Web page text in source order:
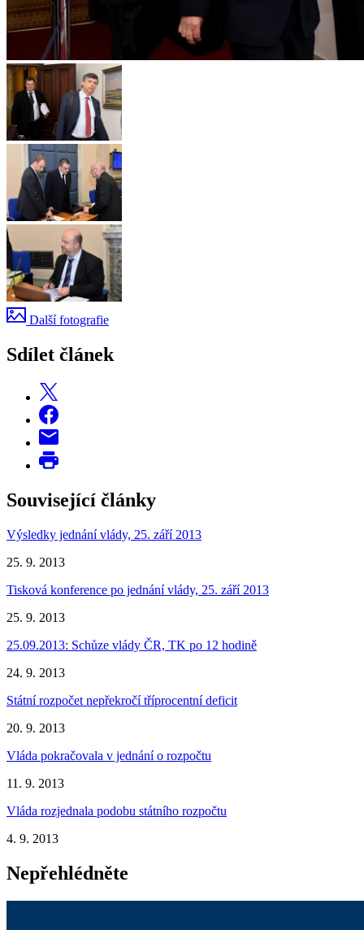
Další fotografie
Sdílet článek
Související články
Výsledky jednání vlády, 25. září 2013
25. 9. 2013
Tisková konference po jednání vlády, 25. září 2013
25. 9. 2013
25.09.2013: Schůze vlády ČR, TK po 12 hodině
24. 9. 2013
Státní rozpočet nepřekročí tříprocentní deficit
20. 9. 2013
Vláda pokračovala v jednání o rozpočtu
11. 9. 2013
Vláda rozjednala podobu státního rozpočtu
4. 9. 2013
Nepřehlédněte